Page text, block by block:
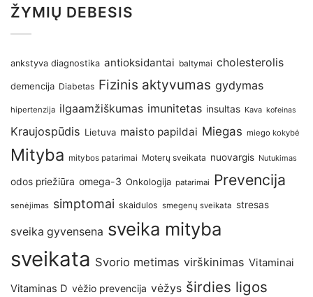
ŽYMIŲ DEBESIS
ankstyva diagnostika antioksidantai baltymai cholesterolis
demencija Diabetas Fizinis aktyvumas gydymas
hipertenzija ilgaamžiškumas imunitetas insultas Kava kofeinas
Kraujospūdis Lietuva maisto papildai Miegas miego kokybė
Mityba mitybos patarimai Moterų sveikata nuovargis Nutukimas
odos priežiūra omega-3 Onkologija patarimai Prevencija
senėjimas simptomai skaidulos smegenų sveikata stresas
sveika gyvensena sveika mityba
sveikata Svorio metimas virškinimas Vitaminai
Vitaminas D vėžio prevencija vėžys širdies ligos